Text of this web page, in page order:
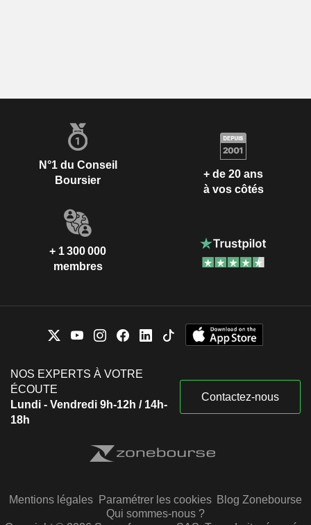
N°1 du Conseil
Boursier
+ de 20 ans
à vos côtés
+ 1 300 000
membres
NOS EXPERTS À VOTRE
ÉCOUTE
Lundi - Vendredi 9h-12h / 14h-
18h
Contactez-nous
Mentions légales Paramétrer les cookies Blog Zonebourse
Qui sommes-nous ?